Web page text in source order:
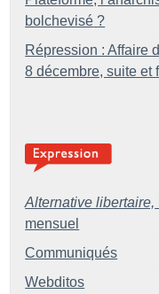
bolchevisé ?
Répression : Affaire
8 décembre, suite et
Alternative libertaire,
mensuel
Communiqués
Webditos